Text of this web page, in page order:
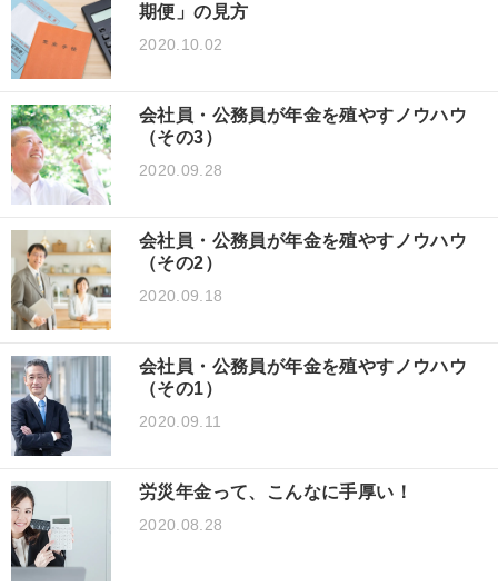
期便」の見方
2020.10.02
会社員・公務員が年金を殖やすノウハウ
（その3）
2020.09.28
会社員・公務員が年金を殖やすノウハウ
（その2）
2020.09.18
会社員・公務員が年金を殖やすノウハウ
（その1）
2020.09.11
労災年金って、こんなに手厚い！
2020.08.28